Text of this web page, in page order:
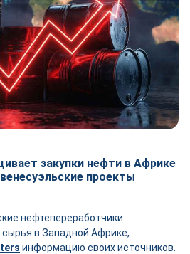
закупки нефти в Африке
проекты
нефтепереработчики
сырья в Западной Африке,
информацию своих источников.